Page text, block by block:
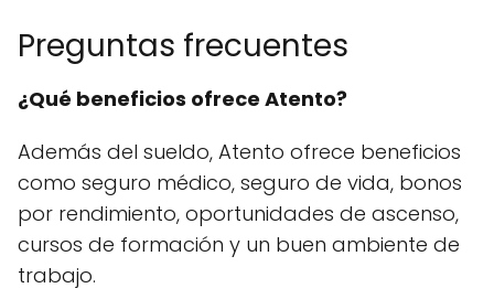
Preguntas frecuentes
¿Qué beneficios ofrece Atento?
Además del sueldo, Atento ofrece beneficios
como seguro médico, seguro de vida, bonos
por rendimiento, oportunidades de ascenso,
cursos de formación y un buen ambiente de
trabajo.